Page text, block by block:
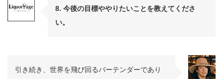
8. 今後の目標ややりたいことを教えてくださ
い。
引き続き、世界を飛び回るバーテンダーであり